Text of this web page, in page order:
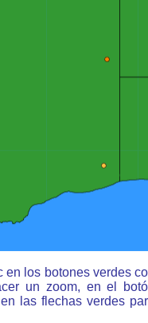
en los botones verdes
un zoom, en el
las flechas verdes